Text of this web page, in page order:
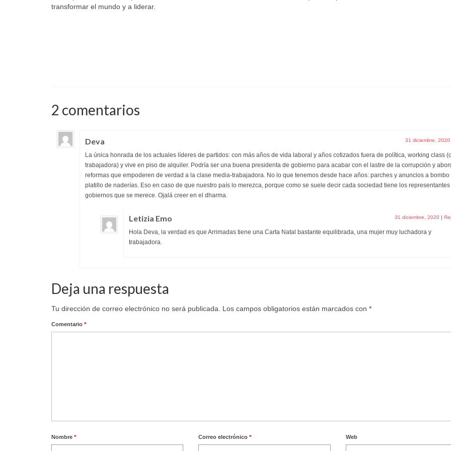
transformar el mundo y a liderar.
2 comentarios
Deva 31 diciembre, 2020
La única honrada de los actuales líderes de partidos: con más años de vida laboral y años cotizados fuera de política, working class
trabajadora) y vive en piso de alquiler. Podría ser una buena presidenta de gobierno para acabar con el lastre de la corrupción y
reformas que empoderen de verdad a la clase media-trabajadora. No lo que tenemos desde hace años: parches y anuncios a bombo
platillo de naderías. Eso en caso de que nuestro país lo merezca, porque como se suele decir cada sociedad tiene los representantes
gobiernos que se merece. Ojalá creer en el dharma.
Letizia Emo 31 diciembre, 2020 |
Hola Deva, la verdad es que Arrimadas tiene una Carta Natal bastante equilibrada, una mujer muy luchadora y
trabajadora.
Deja una respuesta
Tu dirección de correo electrónico no será publicada. Los campos obligatorios están marcados con *
Comentario *
Nombre * Correo electrónico* Web